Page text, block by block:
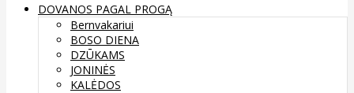
DOVANOS PAGAL PROGĄ
Bernvakariui
BOSO DIENA
DZŪKAMS
JONINĖS
KALĖDOS